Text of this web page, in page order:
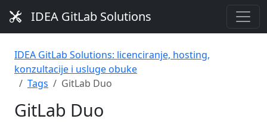
IDEA GitLab Solutions
IDEA GitLab Solutions: licenciranje, hosting,
konzultacije i usluge obuke
Tags
GitLab Duo
GitLab Duo